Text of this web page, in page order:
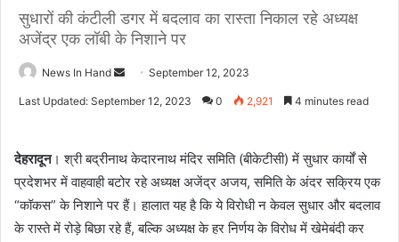
सुधारों की कंटीली डगर में बदलाव का रास्ता निकाल रहे अध्यक्ष
अजेंद्र एक लॉबी के निशाने पर
News In Hand
SendSeptember 12, 2023
Last Updated: September 12, 2023 0 2,921 4 minutes read
देहरादून। श्री बद्रीनाथ केदारनाथ मंदिर समिति (बीकेटीसी) में सुधार कार्यों से
प्रदेशभर में वाहवाही बटोर रहे अध्यक्ष अजेंद्र अजय, समिति के अंदर सक्रिय एक
“कॉकस” के निशाने पर हैं। हालात यह है कि ये विरोधी न केवल सुधार और बदलाव
के रास्ते में रोड़े बिछा रहे हैं, बल्कि अध्यक्ष के हर निर्णय के विरोध में खेमेबंदी कर